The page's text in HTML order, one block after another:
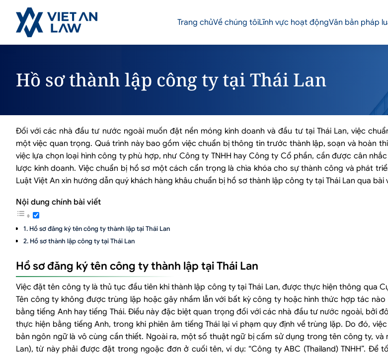
Trang chủVề chúng tôiLĩnh vực hoạt độngVăn bản pháp
Hồ sơ thành lập công ty tại Thái Lan
Đối với các nhà đầu tư nước ngoài muốn đặt nền móng kinh doanh và đầu tư tại Thái Lan, việc
một việc quan trọng. Quá trình này bao gồm việc chuẩn bị thông tin trước thành lập, soạn và hoàn
việc lựa chọn loại hình công ty phù hợp, như Công ty TNHH hay Công ty Cổ phần, cần được cân
lược kinh doanh. Việc chuẩn bị hồ sơ một cách cẩn trọng là chìa khóa cho sự thành công và phát
Luật Việt An xin hướng dẫn quý khách hàng khâu chuẩn bị hồ sơ thành lập công ty tại Thái Lan qua bài
Nội dung chính bài viết
Hồ sơ đăng ký tên công ty thành lập tại Thái Lan
Hồ sơ thành lập công ty tại Thái Lan
Hồ sơ đăng ký tên công ty thành lập tại Thái Lan
Việc đặt tên công ty là thủ tục đầu tiên khi thành lập công ty tại Thái Lan, được thực hiện thông qua
Tên công ty không được trùng lặp hoặc gây nhầm lẫn với bất kỳ công ty hoặc hình thức hợp tác
bằng tiếng Anh hay tiếng Thái. Điều này đặc biệt quan trọng đối với các nhà đầu tư nước ngoài, bởi
thực hiện bằng tiếng Anh, trong khi phiên âm tiếng Thái lại vi phạm quy định về trùng lặp. Do đó,
bản ngôn ngữ là vô cùng cần thiết. Ngoài ra, một số thuật ngữ bị cấm sử dụng trong tên công ty, và
Lan), từ này phải được đặt trong ngoặc đơn ở cuối tên, ví dụ: “Công ty ABC (Thailand) TNHH”. Để